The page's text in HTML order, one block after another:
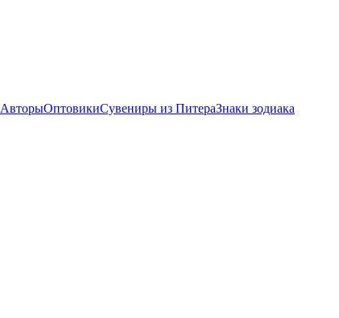
АвторыОптовикиСувениры из ПитераЗнаки зодиака